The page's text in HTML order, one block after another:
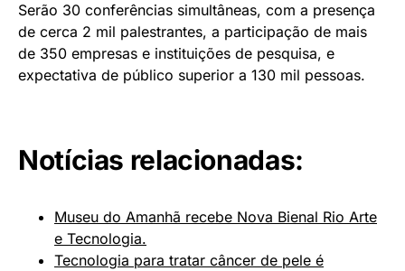
Serão 30 conferências simultâneas, com a presença
de cerca 2 mil palestrantes, a participação de mais
de 350 empresas e instituições de pesquisa, e
expectativa de público superior a 130 mil pessoas.
Notícias relacionadas:
Museu do Amanhã recebe Nova Bienal Rio Arte
e Tecnologia.
Tecnologia para tratar câncer de pele é